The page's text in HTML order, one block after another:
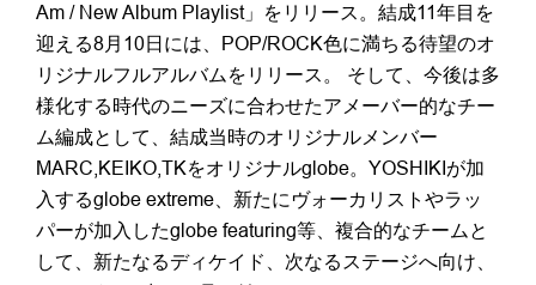
Am / New Album Playlist」をリリース。結成11年目を
迎える8月10日には、POP/ROCK色に満ちる待望のオ
リジナルフルアルバムをリリース。 そして、今後は多
様化する時代のニーズに合わせたアメーバー的なチー
ム編成として、結成当時のオリジナルメンバー
MARC,KEIKO,TKをオリジナルglobe。YOSHIKIが加
入するglobe extreme、新たにヴォーカリストやラッ
パーが加入したglobe featuring等、複合的なチームと
して、新たなるディケイド、次なるステージへ向け、